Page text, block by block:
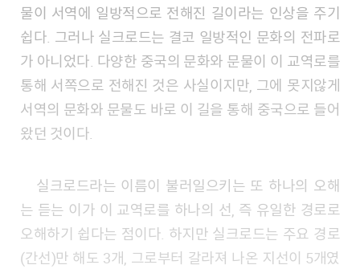
물이 서역에 일방적으로 전해진 길이라는 인상을 주기
쉽다. 그러나 실크로드는 결코 일방적인 문화의 전파로
가 아니었다. 다양한 중국의 문화와 문물이 이 교역로를
통해 서쪽으로 전해진 것은 사실이지만, 그에 못지않게
서역의 문화와 문물도 바로 이 길을 통해 중국으로 들어
왔던 것이다.
실크로드라는 이름이 불러일으키는 또 하나의 오해
는 듣는 이가 이 교역로를 하나의 선, 즉 유일한 경로로
오해하기 쉽다는 점이다. 하지만 실크로드는 주요 경로
(간선)만 해도 3개, 그로부터 갈라져 나온 지선이 5개였